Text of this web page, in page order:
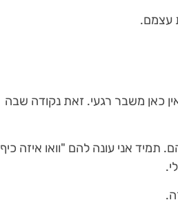
עצמם.
כאן משבר רגעי. זאת נקודה שבה
אני עונה להם "וואו איזה כיף